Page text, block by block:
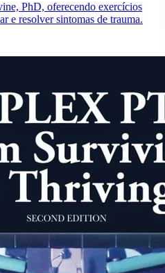
PhD, oferecendo exercícios
e resolver sintomas de trauma.